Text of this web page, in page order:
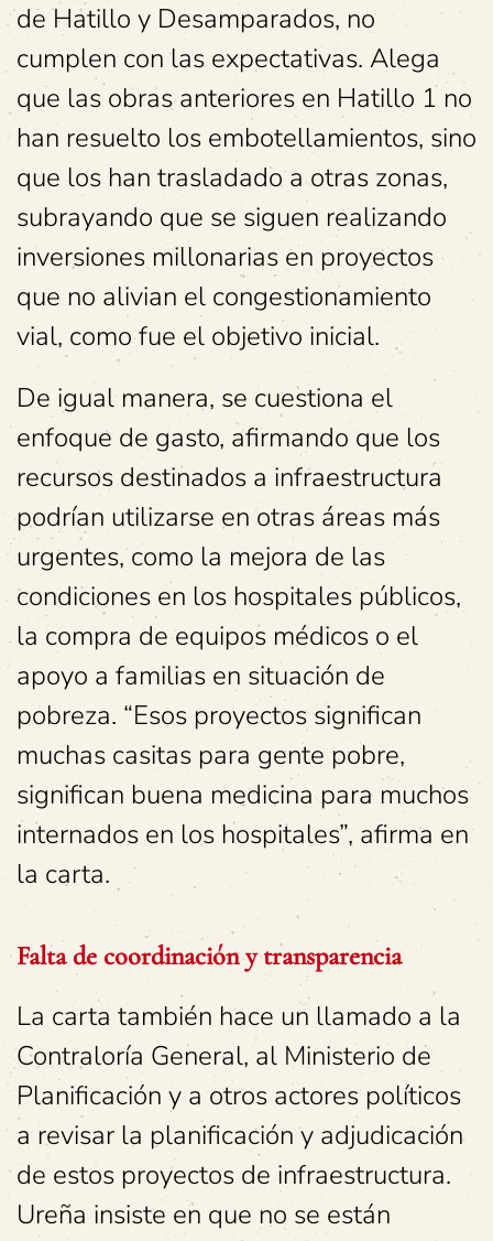
de Hatillo y Desamparados, no
cumplen con las expectativas. Alega
que las obras anteriores en Hatillo 1 no
han resuelto los embotellamientos, sino
que los han trasladado a otras zonas,
subrayando que se siguen realizando
inversiones millonarias en proyectos
que no alivian el congestionamiento
vial, como fue el objetivo inicial.
De igual manera, se cuestiona el
enfoque de gasto, afirmando que los
recursos destinados a infraestructura
podrían utilizarse en otras áreas más
urgentes, como la mejora de las
condiciones en los hospitales públicos,
la compra de equipos médicos o el
apoyo a familias en situación de
pobreza. “Esos proyectos significan
muchas casitas para gente pobre,
significan buena medicina para muchos
internados en los hospitales”, afirma en
la carta.
Falta de coordinación y transparencia
La carta también hace un llamado a la
Contraloría General, al Ministerio de
Planificación y a otros actores políticos
a revisar la planificación y adjudicación
de estos proyectos de infraestructura.
Ureña insiste en que no se están